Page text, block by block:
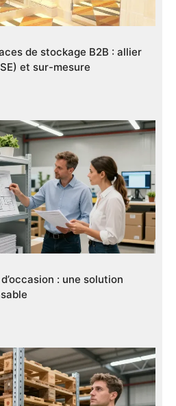
de stockage B2B : allier
et sur-mesure
: une solution